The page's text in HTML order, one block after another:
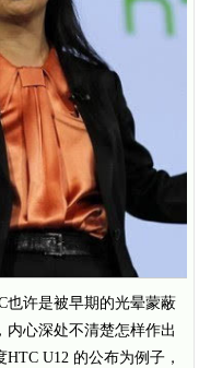
也许是被早期的光晕蒙蔽
内心深处不清楚怎样作出
U12 的公布为例子，